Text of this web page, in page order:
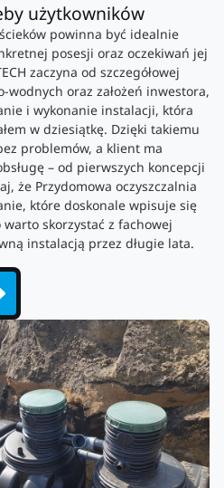
użytkowników
powinna być idealnie
posesji oraz oczekiwań jej
zaczyna od szczegółowej
oraz założeń inwestora,
i wykonanie instalacji, która
w dziesiątkę. Dzięki takiemu
problemów, a klient ma
– od pierwszych koncepcji
że Przydomowa oczyszczalnia
które doskonale wpisuje się
skorzystać z fachowej
instalacją przez długie lata.